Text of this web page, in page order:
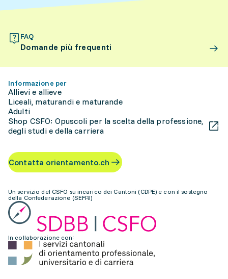
FAQ
Domande più frequenti
Informazione per
Allievi e allieve
Liceali, maturandi e maturande
Adulti
Shop CSFO: Opuscoli per la scelta della professione,
degli studi e della carriera
Contatta orientamento.ch
Un servizio del CSFO su incarico dei Cantoni (CDPE) e con il sostegno
della Confederazione (SEFRI)
In collaborazione con: